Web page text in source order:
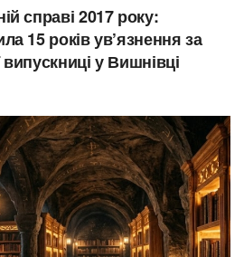
справі 2017 року:
15 років ув’язнення за
у Вишнівці